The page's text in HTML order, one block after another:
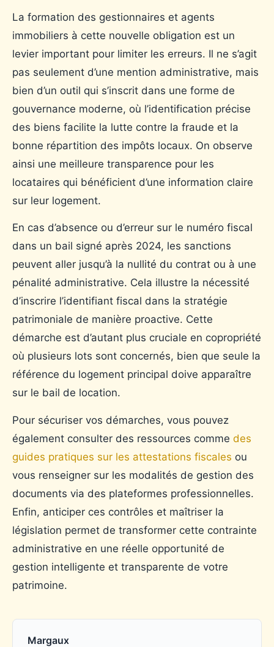
La formation des gestionnaires et agents
immobiliers à cette nouvelle obligation est un
levier important pour limiter les erreurs. Il ne s’agit
pas seulement d’une mention administrative, mais
bien d’un outil qui s’inscrit dans une forme de
gouvernance moderne, où l’identification précise
des biens facilite la lutte contre la fraude et la
bonne répartition des impôts locaux. On observe
ainsi une meilleure transparence pour les
locataires qui bénéficient d’une information claire
sur leur logement.
En cas d’absence ou d’erreur sur le numéro fiscal
dans un bail signé après 2024, les sanctions
peuvent aller jusqu’à la nullité du contrat ou à une
pénalité administrative. Cela illustre la nécessité
d’inscrire l’identifiant fiscal dans la stratégie
patrimoniale de manière proactive. Cette
démarche est d’autant plus cruciale en copropriété
où plusieurs lots sont concernés, bien que seule la
référence du logement principal doive apparaître
sur le bail de location.
Pour sécuriser vos démarches, vous pouvez
également consulter des ressources comme des
guides pratiques sur les attestations fiscales ou
vous renseigner sur les modalités de gestion des
documents via des plateformes professionnelles.
Enfin, anticiper ces contrôles et maîtriser la
législation permet de transformer cette contrainte
administrative en une réelle opportunité de
gestion intelligente et transparente de votre
patrimoine.
Margaux